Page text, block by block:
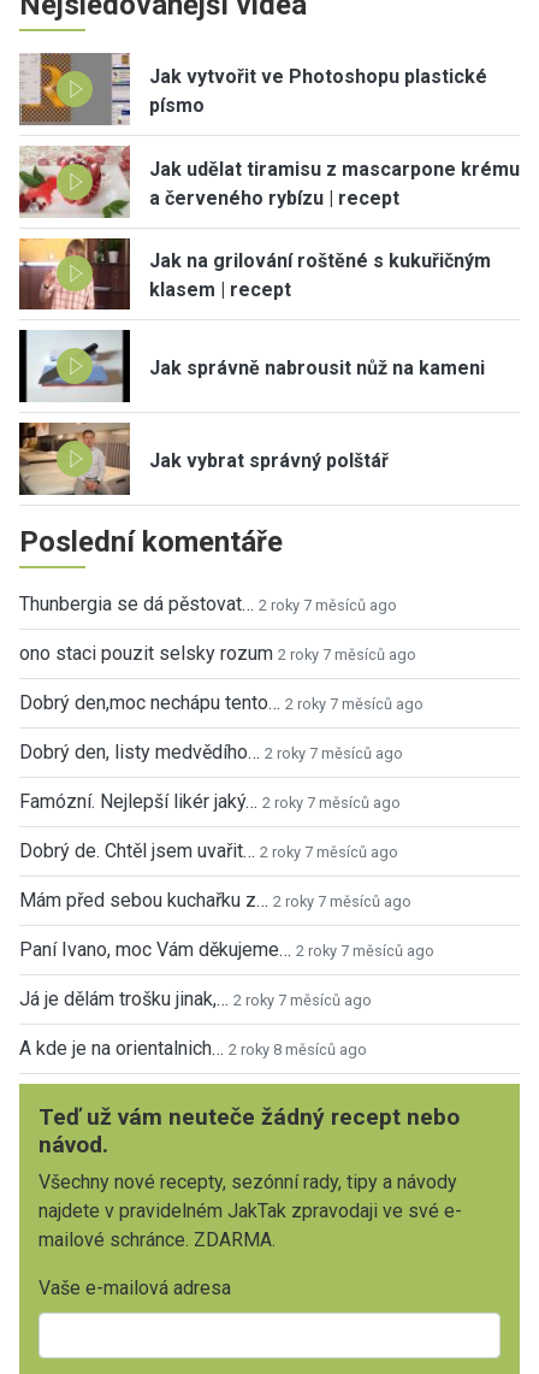
Jak vytvořit ve Photoshopu plastické
písmo
Jak udělat tiramisu z mascarpone krému
a červeného rybízu | recept
Jak na grilování roštěné s kukuřičným
klasem | recept
Jak správně nabrousit nůž na kameni
Jak vybrat správný polštář
Poslední komentáře
Thunbergia se dá pěstovat… 2 roky 7 měsíců ago
ono staci pouzit selsky rozum 2 roky 7 měsíců ago
Dobrý den,moc nechápu tento… 2 roky 7 měsíců ago
Dobrý den, listy medvědího… 2 roky 7 měsíců ago
Famózní. Nejlepší likér jaký… 2 roky 7 měsíců ago
Dobrý de. Chtěl jsem uvařit… 2 roky 7 měsíců ago
Mám před sebou kuchařku z… 2 roky 7 měsíců ago
Paní Ivano, moc Vám děkujeme… 2 roky 7 měsíců ago
Já je dělám trošku jinak,… 2 roky 7 měsíců ago
A kde je na orientalnich… 2 roky 8 měsíců ago
Teď už vám neuteče žádný recept nebo
návod.
Všechny nové recepty, sezónní rady, tipy a návody
najdete v pravidelném JakTak zpravodaji ve své e-
mailové schránce. ZDARMA.
Vaše e-mailová adresa